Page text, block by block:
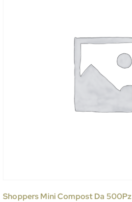
Shoppers Mini Compost Da 500Pz